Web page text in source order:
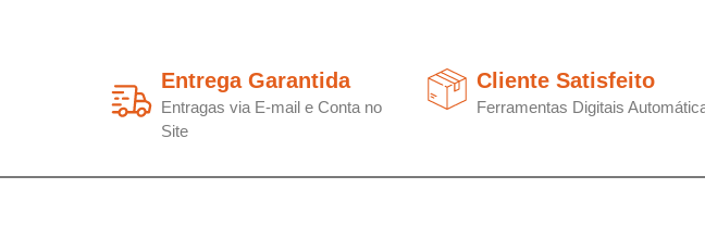
Entrega Garantida
Entragas via E-mail e Conta no
Site
Cliente Satisfeito
Ferramentas Digitais